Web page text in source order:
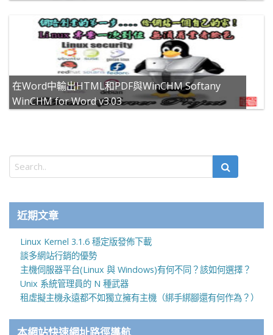
在Word中輸出HTML和PDF與WinCHM Softany
WinCHM for Word v3.03
近期文章
Linux Kernel 3.1.6 穩定版發佈下載
談多網站行銷的優勢
主機伺服器平台(Linux 與 Windows)有何不同？該如何選擇？
Unix 系統管理員的 N 種武器
租虛擬主機永遠都不如獨立擁有主機（綁手綁腳還有何作為？）
本網站快速網址路徑導航